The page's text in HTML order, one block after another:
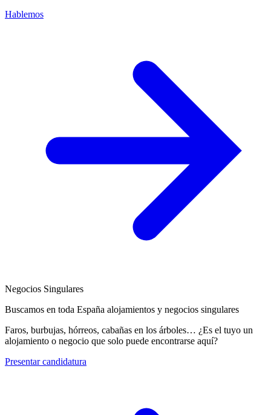
Hablemos
Negocios Singulares
Buscamos en toda España alojamientos y negocios singulares
Faros, burbujas, hórreos, cabañas en los árboles… ¿Es el tuyo un
alojamiento o negocio que solo puede encontrarse aquí?
Presentar candidatura